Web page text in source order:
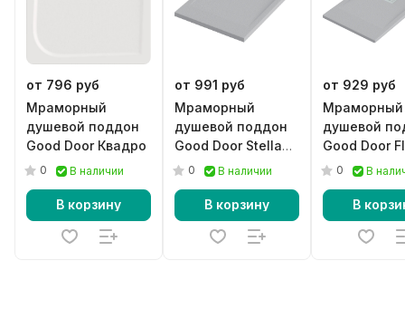
от 796 руб
Мраморный
душевой поддон
Good Door Квадро
0 В наличии
В корзину
от 991 руб
Мраморный
душевой поддон
Good Door Stella
серый
0 В наличии
В корзину
от 929 руб
Мраморный
душевой
Good Door
графит
0 В
В